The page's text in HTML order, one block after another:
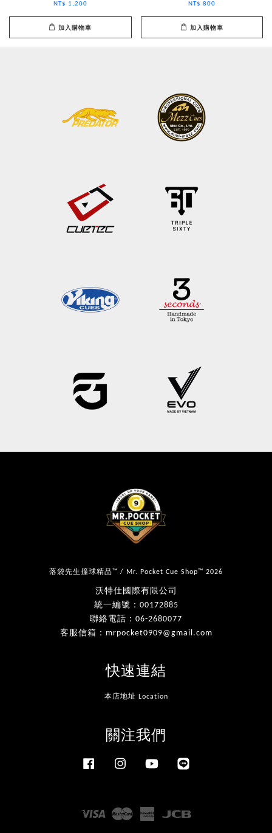
NT$ 1,200
加入購物車
NT$ 800
加入購物車
落袋先生撞球精品™ / Mr. Pocket Cue Shop™ 2026
沃特仕國際有限公司
統一編號：00172885
聯絡電話：06-2680077
客服信箱：mrpocket0909@gmail.com
快速連結
本店地址 Location
關注我們
Facebook Instagram YouTube
Visa Master
American